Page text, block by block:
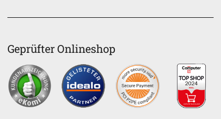
Geprüfter Onlineshop